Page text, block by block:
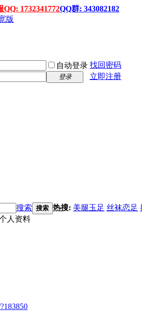
QQ: 1732341772QQ群: 343082182
版
自动登录 找回密码
登录
立即注册
搜索 搜索 热搜: 美腿玉足 丝袜恋足
人资料